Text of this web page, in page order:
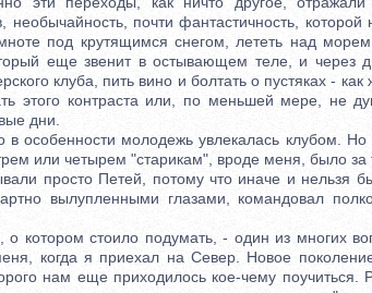
необычайность, почти фантастичность,
под крутящимся снегом, лететь над
еще звенит в остывающем теле, и через
клуба, пить вино и болтать о пустяках -
этого контраста или, по меньшей мере, не
дни.
молодежь увлекалась клубом. Но
или четырем "старикам", вроде меня, было за
просто Петей, потому что иначе и нельзя
вылупленными глазами, командовал
стоило подумать, - один из многих
когда я приехал на Север. Новое
нам еще приходилось кое-чему